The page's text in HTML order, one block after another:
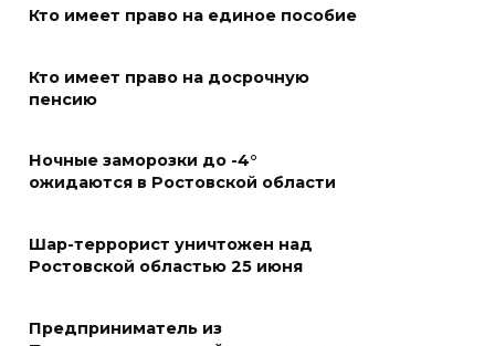
теплотрассы
Волгодонске
На Дону построят еще 8
Кто имеет право на единое пособие
Кто имеет право на досрочную
пенсию
Ночные заморозки до -4°
ожидаются в Ростовской области
Шар-террорист уничтожен над
Ростовской областью 25 июня
Предприниматель из